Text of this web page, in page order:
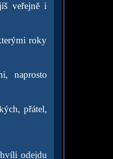
veřejně i
roky
naprosto
přátel,
odejdu